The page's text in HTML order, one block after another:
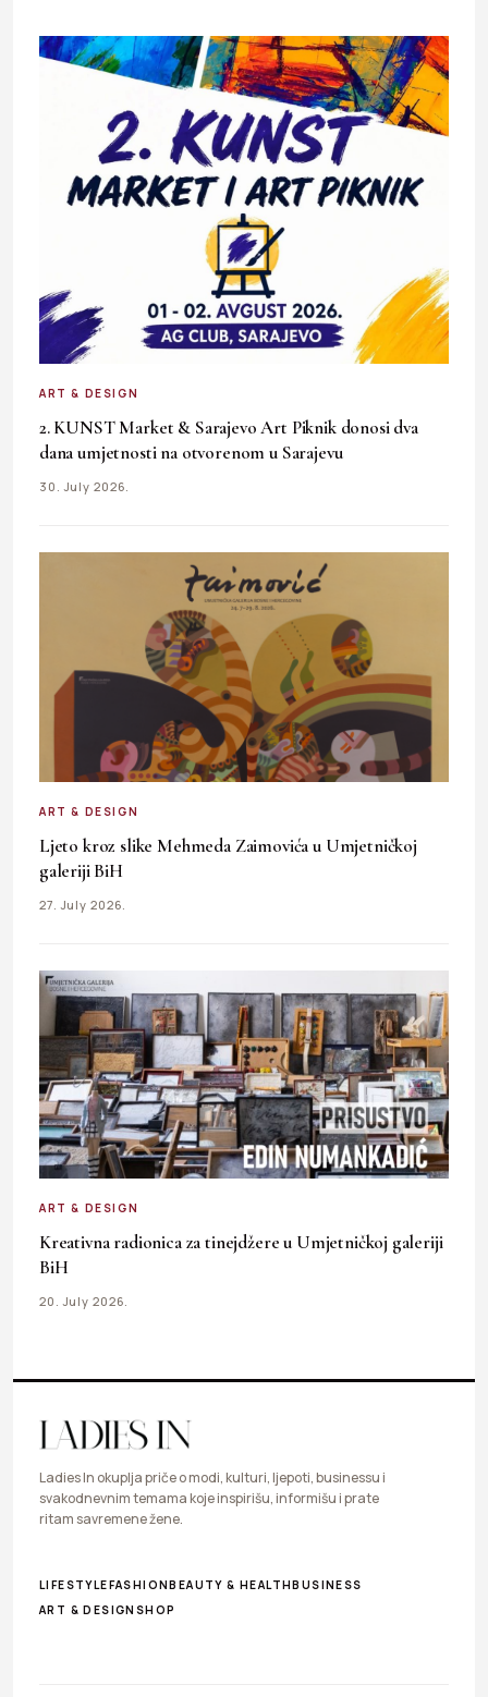
ART & DESIGN
2. KUNST Market & Sarajevo Art Piknik donosi dva
dana umjetnosti na otvorenom u Sarajevu
30. July 2026.
ART & DESIGN
Ljeto kroz slike Mehmeda Zaimovića u Umjetničkoj
galeriji BiH
27. July 2026.
ART & DESIGN
Kreativna radionica za tinejdžere u Umjetničkoj galeriji
BiH
20. July 2026.
Ladies In okuplja priče o modi, kulturi, ljepoti, businessu i
svakodnevnim temama koje inspirišu, informišu i prate
ritam savremene žene.
LIFESTYLEFASHIONBEAUTY & HEALTHBUSINESS
ART & DESIGN SHOP